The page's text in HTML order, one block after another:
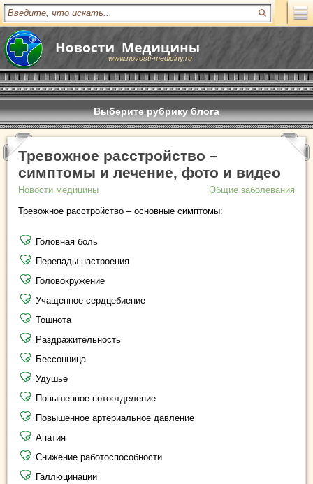
www.novosti-mediciny.ru
Выберите рубрику блога
Тревожное расстройство –
симптомы и лечение, фото и видео
Новости медицины
Общие заболевания
Тревожное расстройство – основные симптомы:
Головная боль
Перепады настроения
Головокружение
Учащенное сердцебиение
Тошнота
Раздражительность
Бессонница
Удушье
Повышенное потоотделение
Повышенное артериальное давление
Апатия
Снижение работоспособности
Галлюцинации